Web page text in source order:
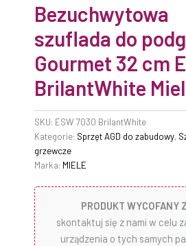
Bezuchwytowa
szuflada do
Gourmet 32 cm
BrilantWhite
SKU: ESW 7030 BrilantWhite
Kategorie: Sprzęt AGD do zabudowy,
grzewcze
Marka: MIELE
PRODUKT WYCOFANY
skontaktuj się z nami w celu
urządzenia o tych samych